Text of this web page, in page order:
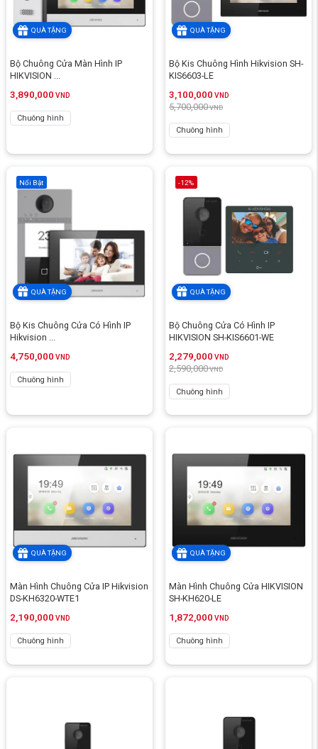
QUÀ TẶNG
Bộ Chuông Cửa Màn Hình IP
HIKVISION ...
3,890,000 VND
Chuông hình
QUÀ TẶNG
Bộ Kis Chuông Hình Hikvision SH-
KIS6603-LE
3,100,000 VND
5,700,000 VND
Chuông hình
Nổi Bật
QUÀ TẶNG
Bộ Kis Chuông Cửa Có Hình IP
Hikvision ...
4,750,000 VND
Chuông hình
-12%
QUÀ TẶNG
Bộ Chuông Cửa Có Hình IP
HIKVISION SH-KIS6601-WE
2,279,000 VND
2,590,000 VND
Chuông hình
QUÀ TẶNG
Màn Hình Chuông Cửa IP Hikvision
DS-KH6320-WTE1
2,190,000 VND
Chuông hình
QUÀ TẶNG
Màn Hình Chuông Cửa HIKVISION
SH-KH620-LE
1,872,000 VND
Chuông hình